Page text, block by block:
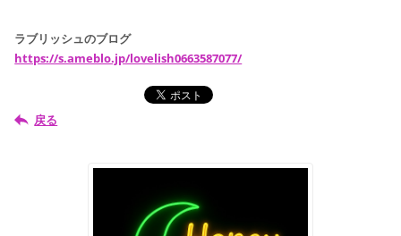
ラブリッシュのブログ
https://s.ameblo.jp/lovelish0663587077/
戻る